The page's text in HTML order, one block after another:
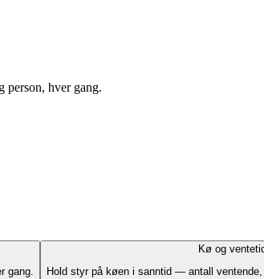
person, hver gang.
gang.
Kø og
Hold styr på køen i sanntid — antall